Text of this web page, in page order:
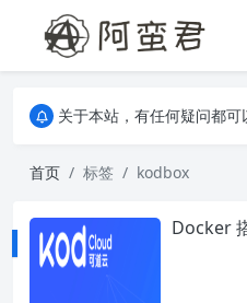
关于本站，有任何疑问都
关于本站，有任何疑问都可
首页
标签 kodbox
Docker